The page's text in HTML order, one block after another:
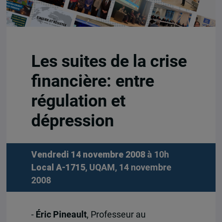
Les suites de la crise
financière: entre
régulation et
dépression
Vendredi 14 novembre 2008à 10h
Local A-1715, UQAM, 14 novembre
2008
- Éric Pineault, Professeur au